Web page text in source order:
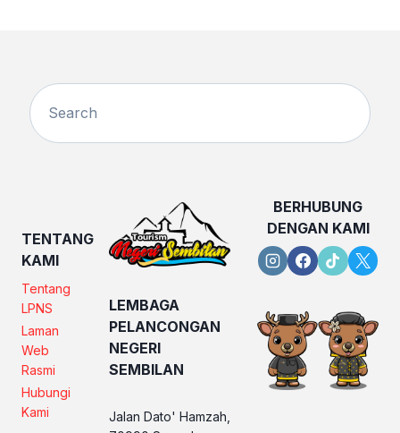
TENTANG
KAMI
Tentang
LPNS
Laman
Web
Rasmi
Hubungi
Kami
LEMBAGA
PELANCONGAN
NEGERI
SEMBILAN
Jalan Dato' Hamzah,
BERHUBUNG
DENGAN KAMI